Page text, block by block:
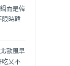
而是韓
限時韓
歐風早
吃又不